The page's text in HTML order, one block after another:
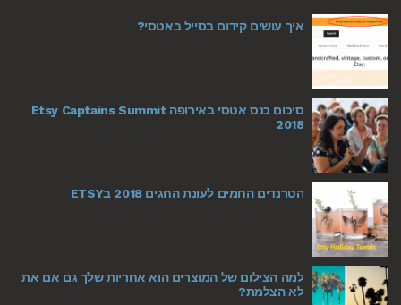
איך עושים קידום בסייל באטסי?
סיכום כנס אטסי באירופה Etsy Captains Summit
2018
הטרנדים החמים לעונת החגים 2018 בETSY
למה הצילום של המוצרים הוא אחריות שלך גם אם את
לא הצלמת?